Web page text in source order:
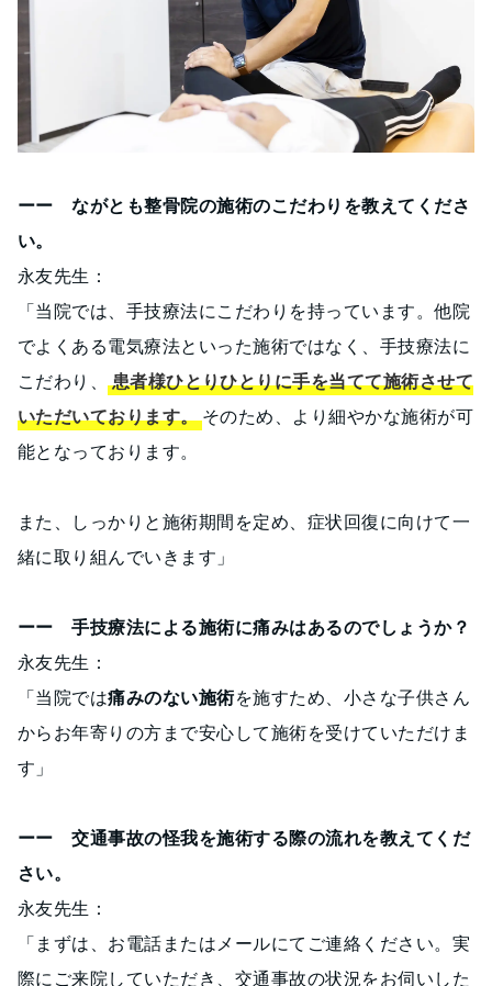
ーー ながとも整骨院の施術のこだわりを教えてくださ
い。
永友先生：
「当院では、手技療法にこだわりを持っています。他院
でよくある電気療法といった施術ではなく、手技療法に
こだわり、患者様ひとりひとりに手を当てて施術させて
いただいております。 そのため、より細やかな施術が可
能となっております。
また、しっかりと施術期間を定め、症状回復に向けて一
緒に取り組んでいきます」
ーー 手技療法による施術に痛みはあるのでしょうか？
永友先生：
「当院では痛みのない施術を施すため、小さな子供さん
からお年寄りの方まで安心して施術を受けていただけま
す」
ーー 交通事故の怪我を施術する際の流れを教えてくだ
さい。
永友先生：
「まずは、お電話またはメールにてご連絡ください。実
際にご来院していただき、交通事故の状況をお伺いした